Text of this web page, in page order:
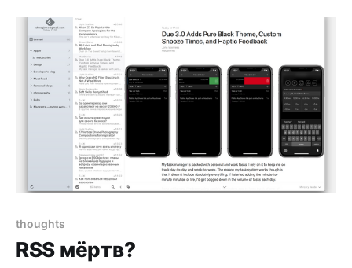
Mini вообще туманно: про него ничего не
говорили уже несколько
thoughts
RSS мёртв?